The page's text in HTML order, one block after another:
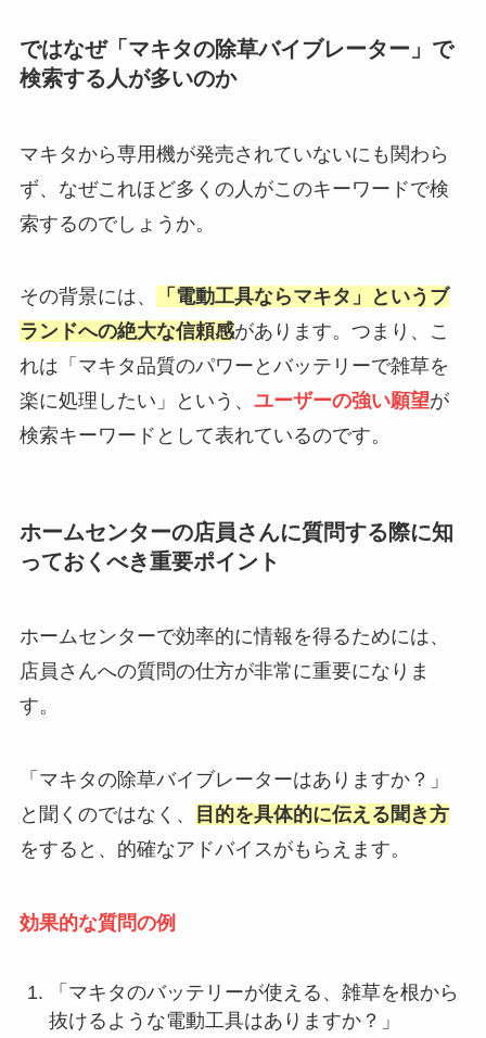
ではなぜ「マキタの除草バイブレーター」で
検索する人が多いのか
マキタから専用機が発売されていないにも関わら
ず、なぜこれほど多くの人がこのキーワードで検
索するのでしょうか。
その背景には、
「電動工具ならマキタ」というブ
ランドへの絶大な信頼感があります。つまり、こ
れは「マキタ品質のパワーとバッテリーで雑草を
楽に処理したい」という、 ユーザーの強い願望が
検索キーワードとして表れているのです。
ホームセンターの店員さんに質問する際に知
っておくべき重要ポイント
ホームセンターで効率的に情報を得るためには、
店員さんへの質問の仕方が非常に重要になりま
す。
「マキタの除草バイブレーターはありますか？」
と聞くのではなく、
目的を具体的に伝える聞き方
をすると、的確なアドバイスがもらえます。
効果的な質問の例
「マキタのバッテリーが使える、雑草を根から
抜けるような電動工具はありますか？」